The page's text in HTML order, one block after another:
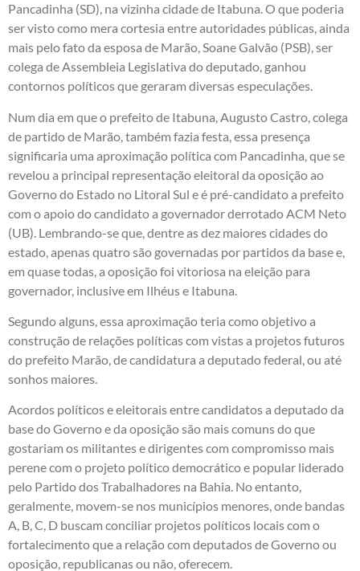
Pancadinha (SD), na vizinha cidade de Itabuna. O que poderia
ser visto como mera cortesia entre autoridades públicas, ainda
mais pelo fato da esposa de Marão, Soane Galvão (PSB), ser
colega de Assembleia Legislativa do deputado, ganhou
contornos políticos que geraram diversas especulações.
Num dia em que o prefeito de Itabuna, Augusto Castro, colega
de partido de Marão, também fazia festa, essa presença
significaria uma aproximação política com Pancadinha, que se
revelou a principal representação eleitoral da oposição ao
Governo do Estado no Litoral Sul e é pré-candidato a prefeito
com o apoio do candidato a governador derrotado ACM Neto
(UB). Lembrando-se que, dentre as dez maiores cidades do
estado, apenas quatro são governadas por partidos da base e,
em quase todas, a oposição foi vitoriosa na eleição para
governador, inclusive em Ilhéus e Itabuna.
Segundo alguns, essa aproximação teria como objetivo a
construção de relações políticas com vistas a projetos futuros
do prefeito Marão, de candidatura a deputado federal, ou até
sonhos maiores.
Acordos políticos e eleitorais entre candidatos a deputado da
base do Governo e da oposição são mais comuns do que
gostariam os militantes e dirigentes com compromisso mais
perene com o projeto político democrático e popular liderado
pelo Partido dos Trabalhadores na Bahia. No entanto,
geralmente, movem-se nos municípios menores, onde bandas
A, B, C, D buscam conciliar projetos políticos locais com o
fortalecimento que a relação com deputados de Governo ou
oposição, republicanas ou não, oferecem.